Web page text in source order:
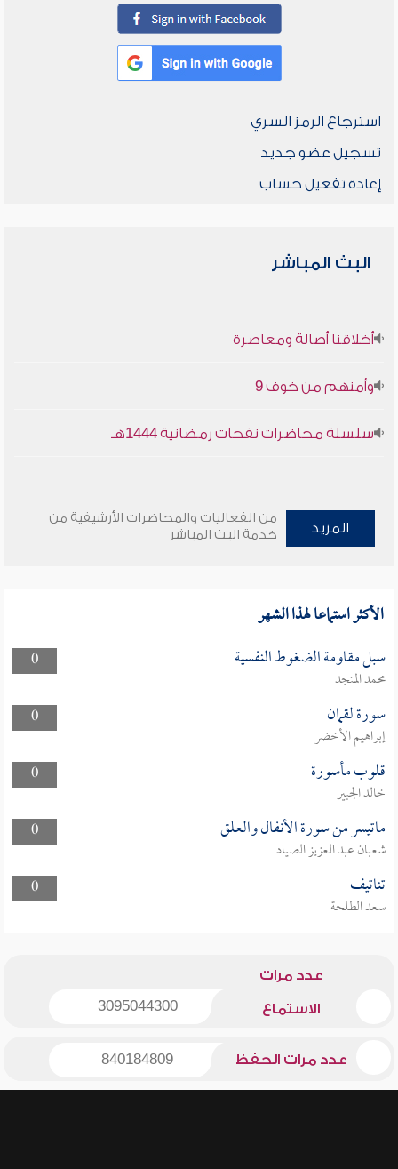
استرجاع الرمز السري
تسجيل عضو جديد
إعادة تفعيل حساب
البث المباشر
أخلاقنا أصالة ومعاصرة
وأمنهم من خوف 9
سلسلة محاضرات نفحات رمضانية 1444هـ
المزيد
من الفعاليات والمحاضرات الأرشيفية من
خدمة البث المباشر
الأكثر استماعا لهذا الشهر
0 سبل مقاومة الضغوط النفسية
محمد المنجد
0
سورة لقمان
إبراهيم الأخضر
0
قلوب مأسورة
خالد الجبير
0
ماتيسر من سورة الأنفال والعلق
شعبان عبد العزيز الصياد
0
تناتيف
سعد الطلحة
عدد مرات
الاستماع 3095044300
عدد مرات الحفظ 840184809